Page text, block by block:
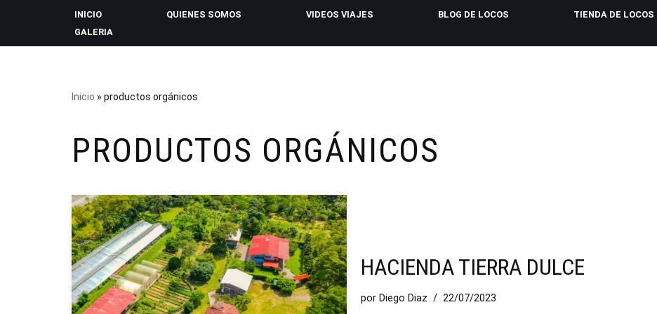
INICIO QUIENES SOMOS VIDEOS VIAJES BLOG DE LOCOS TIENDA DE LOCOS
GALERIA
Inicio » productos orgánicos
PRODUCTOS ORGÁNICOS
HACIENDA TIERRA DULCE
por Diego Diaz 22/07/2023